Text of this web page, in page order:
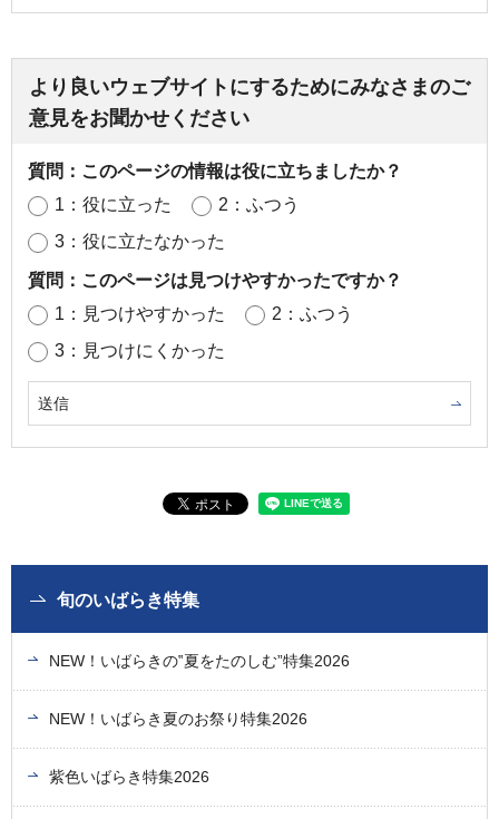
より良いウェブサイトにするためにみなさまのご
意見をお聞かせください
質問：このページの情報は役に立ちましたか？
1：役に立った
2：ふつう
3：役に立たなかった
質問：このページは見つけやすかったですか？
1：見つけやすかった
2：ふつう
3：見つけにくかった
旬のいばらき特集
NEW！いばらきの‟夏をたのしむ”特集2026
NEW！いばらき夏のお祭り特集2026
紫色いばらき特集2026